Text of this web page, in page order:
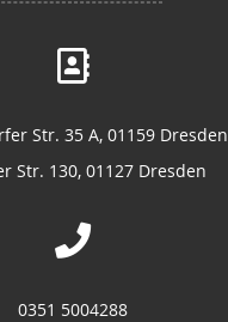
Str. 35 A, 01159 Dresden
Str. 130, 01127 Dresden
0351 5004288